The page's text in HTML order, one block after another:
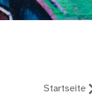
Startseite